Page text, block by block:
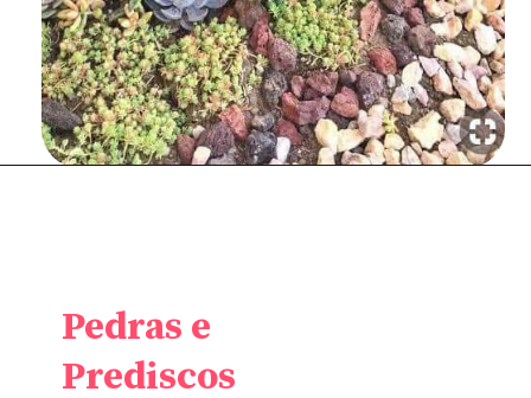
Pedras e
Prediscos